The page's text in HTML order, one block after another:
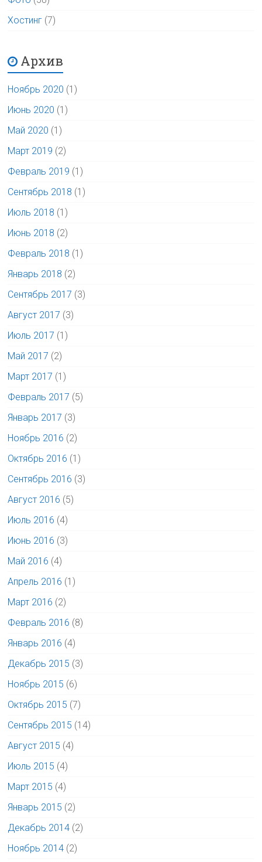
Хостинг (7)
Архив
Ноябрь 2020 (1)
Июнь 2020 (1)
Май 2020 (1)
Март 2019 (2)
Февраль 2019 (1)
Сентябрь 2018 (1)
Июль 2018 (1)
Июнь 2018 (2)
Февраль 2018 (1)
Январь 2018 (2)
Сентябрь 2017 (3)
Август 2017 (3)
Июль 2017 (1)
Май 2017 (2)
Март 2017 (1)
Февраль 2017 (5)
Январь 2017 (3)
Ноябрь 2016 (2)
Октябрь 2016 (1)
Сентябрь 2016 (3)
Август 2016 (5)
Июль 2016 (4)
Июнь 2016 (3)
Май 2016 (4)
Апрель 2016 (1)
Март 2016 (2)
Февраль 2016 (8)
Январь 2016 (4)
Декабрь 2015 (3)
Ноябрь 2015 (6)
Октябрь 2015 (7)
Сентябрь 2015 (14)
Август 2015 (4)
Июль 2015 (4)
Март 2015 (4)
Январь 2015 (2)
Декабрь 2014 (2)
Ноябрь 2014 (2)